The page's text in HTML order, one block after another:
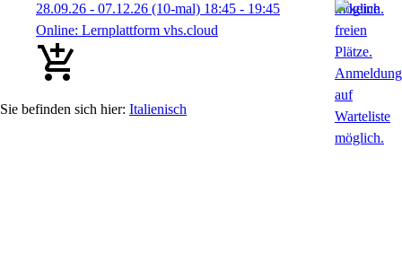
28.09.26 - 07.12.26 (10-mal) 18:45 - 19:45
Online: Lernplattform vhs.cloud
Italienisch